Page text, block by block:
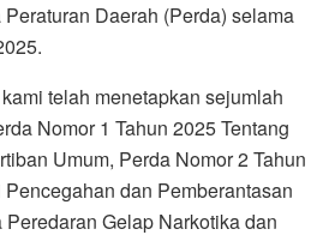
Daerah (Perda) selama
telah menetapkan sejumlah
Nomor 1 Tahun 2025 Tentang
Umum, Perda Nomor 2 Tahun
dan Pemberantasan
Gelap Narkotika dan